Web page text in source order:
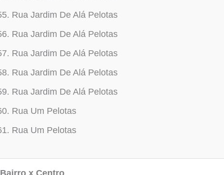
Rua Jardim De Alá Pelotas
Rua Jardim De Alá Pelotas
Rua Jardim De Alá Pelotas
Rua Jardim De Alá Pelotas
Rua Jardim De Alá Pelotas
Rua Um Pelotas
Rua Um Pelotas